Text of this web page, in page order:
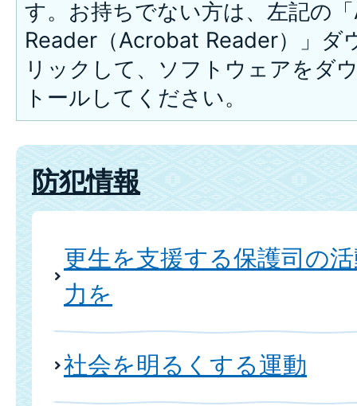
す。お持ちでない方は、左記の
Reader（Acrobat Reader）」ダ
リックして、ソフトウェアをダ
トールしてください。
防犯情報
更生を支援する保護司の
力を
社会を明るくする運動